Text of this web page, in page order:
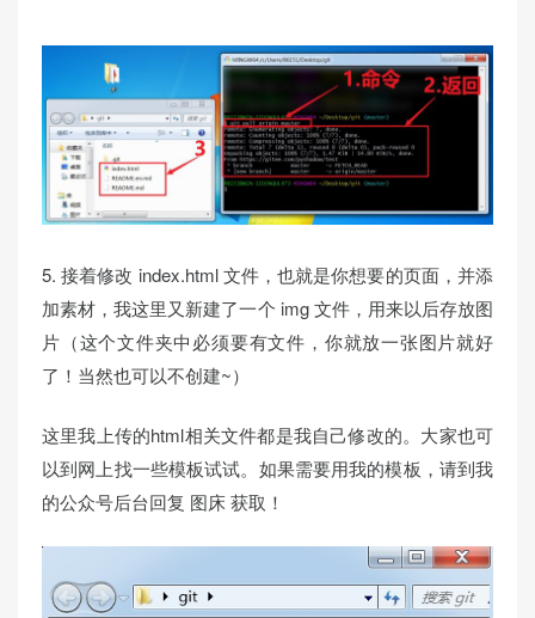
5. 接着修改 index.html 文件，也就是你想要的页面，并添
加素材，我这里又新建了一个 img 文件，用来以后存放图
片（这个文件夹中必须要有文件，你就放一张图片就好
了！当然也可以不创建~）
这里我上传的html相关文件都是我自己修改的。大家也可
以到网上找一些模板试试。如果需要用我的模板，请到我
的公众号后台回复 图床 获取！